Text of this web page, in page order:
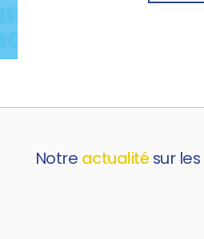
Notre actualitésur les